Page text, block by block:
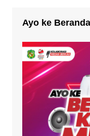
Ayo ke